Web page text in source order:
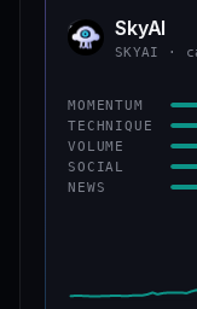
VAR. 7 J
VS ATH
−3,2 %
CONFIANCE
SKYA SkyAI
SKYAI ·
MOMENTUM
TECHNIQUE
VOLUME
SOCIAL
NEWS